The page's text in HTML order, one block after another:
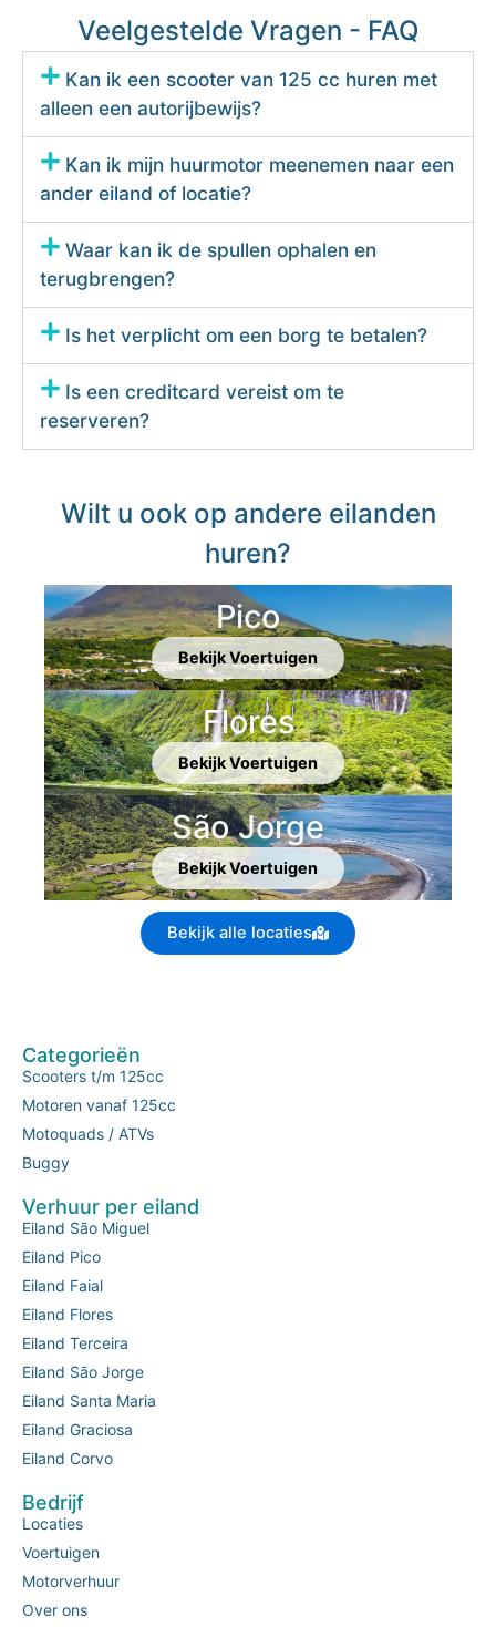
Veelgestelde Vragen - FAQ
Kan ik een scooter van 125 cc huren met
alleen een autorijbewijs?
Kan ik mijn huurmotor meenemen naar een
ander eiland of locatie?
Waar kan ik de spullen ophalen en
terugbrengen?
Is het verplicht om een ​​borg te betalen?
Is een creditcard vereist om te
reserveren?
Wilt u ook op andere eilanden
huren?
Pico
Bekijk Voertuigen
Flores
Bekijk Voertuigen
São Jorge
Bekijk Voertuigen
Bekijk alle locaties
Categorieën
Scooters t/m 125cc
Motoren vanaf 125cc
Motoquads / ATVs
Buggy
Verhuur per eiland
Eiland São Miguel
Eiland Pico
Eiland Faial
Eiland Flores
Eiland Terceira
Eiland São Jorge
Eiland Santa Maria
Eiland Graciosa
Eiland Corvo
Bedrijf
Locaties
Voertuigen
Motorverhuur
Over ons